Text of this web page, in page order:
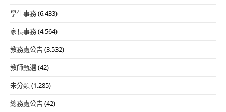
學生事務(6,433)
家長事務(4,564)
教務處公告(3,532)
教師甄選(42)
未分類(1,285)
總務處公告(42)